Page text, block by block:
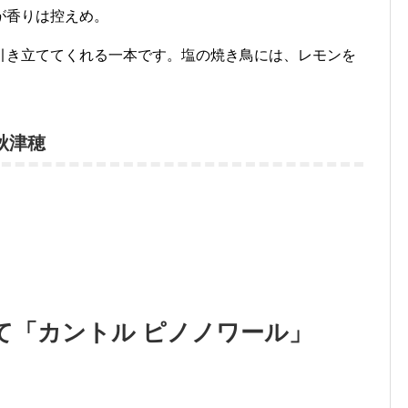
りは控えめ。
立ててくれる一本です。塩の焼き鳥には、レモンを
津穂
カントル ピノノワール」